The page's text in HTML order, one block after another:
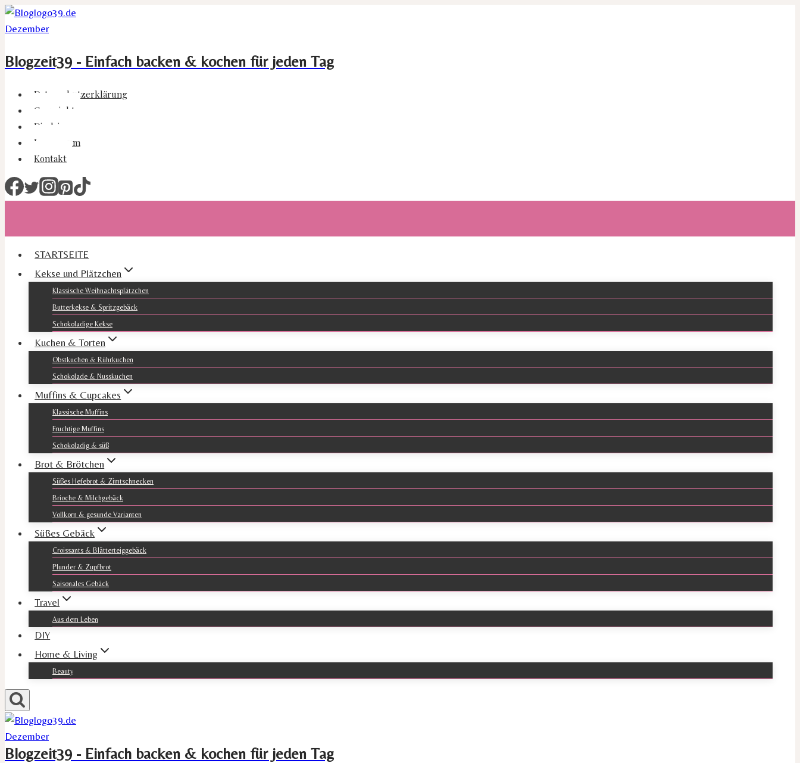
Zum
Inhalt
Blogzeit39 - Einfach backen & kochen für jeden Tag
Datenschutzerklärung
Copyright
Disclaimer
Impressum
Kontakt
STARTSEITE
Kekse und Plätzchen
Klassische Weihnachtsplätzchen
Butterkekse & Spritzgebäck
Schokoladige Kekse
Kuchen & Torten
Obstkuchen & Rührkuchen
Schokolade & Nusskuchen
Muffins & Cupcakes
Klassische Muffins
Fruchtige Muffins
Schokoladig & süß
Brot & Brötchen
Süßes Hefebrot & Zimtschnecken
Brioche & Milchgebäck
Vollkorn & gesunde Varianten
Süßes Gebäck
Croissants & Blätterteiggebäck
Plunder & Zupfbrot
Saisonales Gebäck
Travel
Aus dem Leben
DIY
Home & Living
Beauty
Blogzeit39 - Einfach backen & kochen für jeden Tag